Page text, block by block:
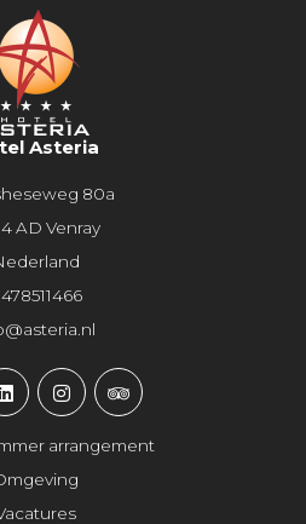
Asteria
80a
AD Venray
arrangement